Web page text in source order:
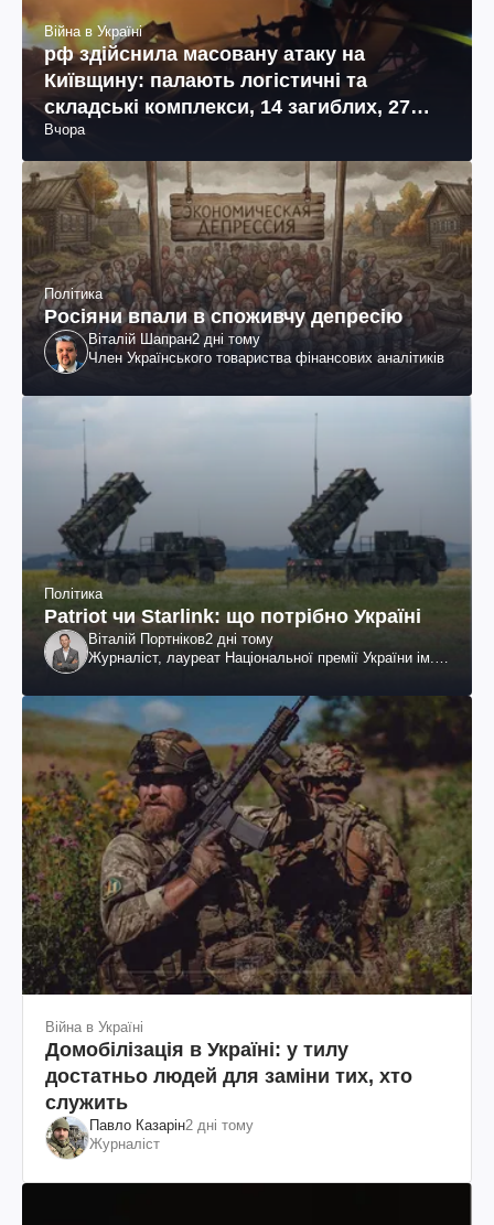
Війна в Україні
рф здійснила масовану атаку на
Київщину: палають логістичні та
складські комплекси, 14 загиблих, 27
поранених (фото, відео)
Вчора
Політика
Росіяни впали в споживчу депресію
Віталій Шапран2 дні тому
Член Українського товариства фінансових аналітиків
Політика
Patriot чи Starlink: що потрібно Україні
Віталій Портніков2 дні тому
Журналіст, лауреат Національної премії України ім.
Війна в Україні
Домобілізація в Україні: у тилу
достатньо людей для заміни тих, хто
служить
Павло Казарін2 дні тому
Журналіст